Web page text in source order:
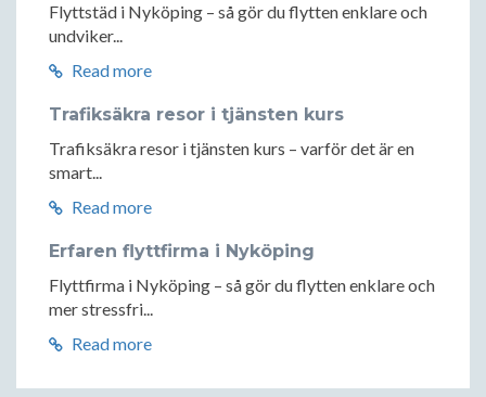
Flyttstäd i Nyköping – så gör du flytten enklare och
undviker...
Read more
Trafiksäkra resor i tjänsten kurs
Trafiksäkra resor i tjänsten kurs – varför det är en
smart...
Read more
Erfaren flyttfirma i Nyköping
Flyttfirma i Nyköping – så gör du flytten enklare och
mer stressfri...
Read more